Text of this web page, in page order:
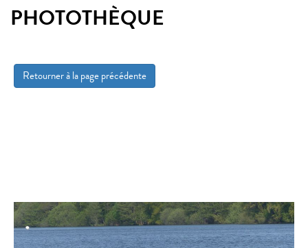
PHOTOTHÈQUE
Retourner à la page précédente